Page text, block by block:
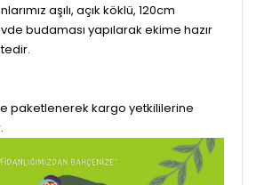
aşılı, açık köklü, 120cm
budaması yapılarak ekime hazır
paketlenerek kargo yetkililerine